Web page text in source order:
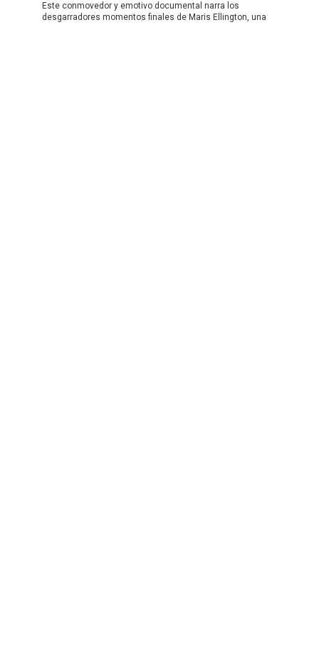
Este conmovedor y emotivo documental narra los
desgarradores momentos finales de Maris Ellington, una